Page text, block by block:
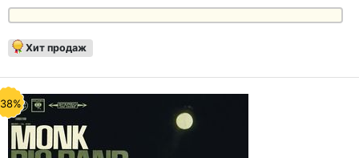
Хит продаж